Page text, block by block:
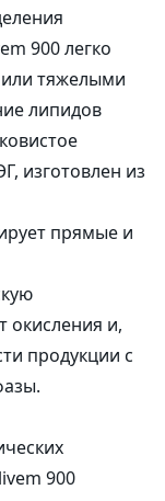
900 легко
тяжелыми
липидов
изготовлен из
прямые и
окисления и,
продукции с
900